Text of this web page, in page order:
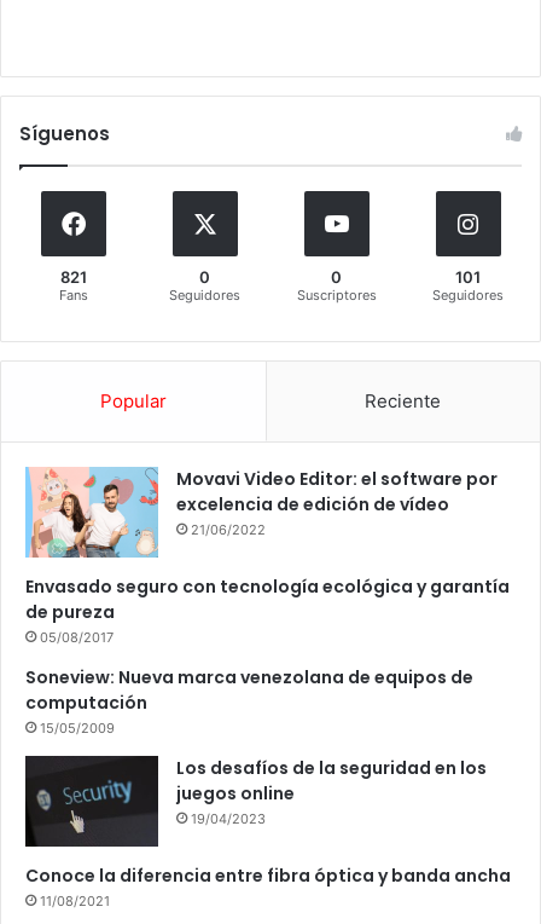
Síguenos
821
Fans
0
Seguidores
0
Suscriptores
101
Seguidores
Popular Reciente
Movavi Video Editor: el software por
excelencia de edición de vídeo
21/06/2022
Envasado seguro con tecnología ecológica y garantía
de pureza
05/08/2017
Soneview: Nueva marca venezolana de equipos de
computación
15/05/2009
Los desafíos de la seguridad en los
juegos online
19/04/2023
Conoce la diferencia entre fibra óptica y banda ancha
11/08/2021